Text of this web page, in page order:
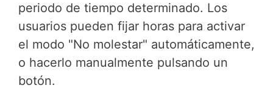
periodo de tiempo determinado. Los
usuarios pueden fijar horas para activar
el modo "No molestar" automáticamente,
o hacerlo manualmente pulsando un
botón.